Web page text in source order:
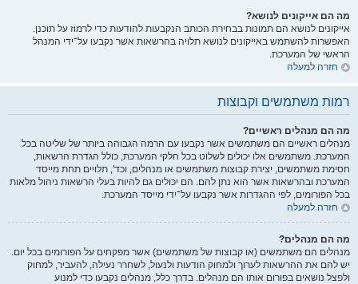
מה הם אייקונים לנושא?
אייקונים לנושא הם תמונות בבחירת הכותב הנקבעות להודעות כדי לרמוז על תוכנן.
האפשרות להשתמש באייקונים לנושא תלויה בהרשאות אשר נקבעו על־ידי המנהל
הראשי של המערכת.
חזרה למעלה
רמות משתמשים וקבוצות
מה הם מנהלים ראשיים?
מנהלים ראשיים הם משתמשים אשר נקבעו עם הרמה הגבוהה ביותר של שליטה בכל
המערכת. משתמשים אלו יכולים לשלוט בכל חלקי המערכת, כולל הגדרת הרשאות,
חסימת משתמשים, יצירת קבוצות משתמשים או מנהלים, וכד', תלויים תחת מייסד
המערכת ובהרשאות אשר הוא נתן להם. הם יכולים גם להיות בעלי הרשאות ניהול מלאות
בכל הפורומים, לפי ההגדרות אשר נקבעו על־ידי מייסד המערכת.
חזרה למעלה
מה הם מנהלים?
מנהלים הם משתמשים (או קבוצות של משתמשים) אשר מפקחים על הפורומים בכל יום.
יש להם את ההרשאות לערוך ולמחוק הודעות ולנעול, לשחרר נעילה, להעביר, למחוק
ולפצל נושאים בפורום אותו הם מנהלים. בדרך כלל, מנהלים נקבעו כדי למנוע